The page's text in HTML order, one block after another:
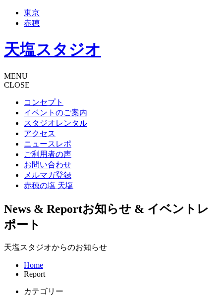
東京
赤穂
天塩スタジオ
MENU
CLOSE
コンセプト
イベントのご案内
スタジオレンタル
アクセス
ニュースレポ
ご利用者の声
お問い合わせ
メルマガ登録
赤穂の塩 天塩
News & Reportお知らせ & イベントレ
ポート
天塩スタジオからのお知らせ
Home
Report
カテゴリー